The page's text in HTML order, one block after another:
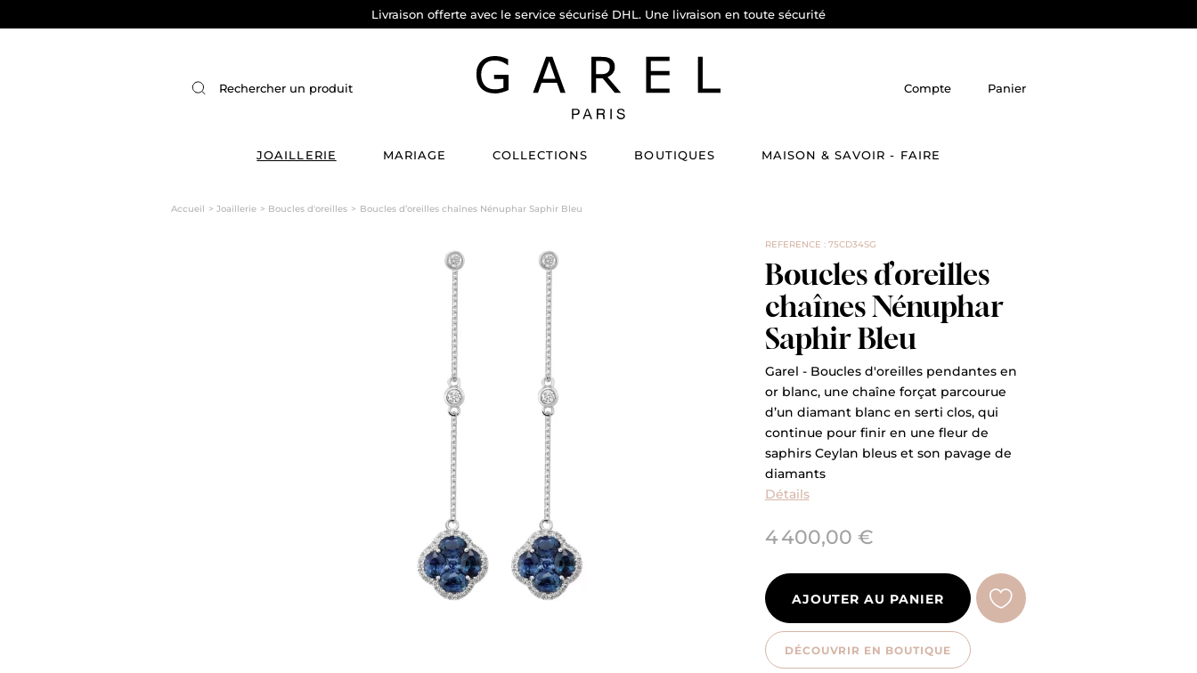
Livraison offerte avec le service sécurisé DHL. Une livraison en toute sécurité
Compte Panier
JOAILLERIE MARIAGE COLLECTIONS BOUTIQUES MAISON & SAVOIR - FAIRE
Accueil Joaillerie Boucles d'oreilles Boucles d’oreilles chaînes Nénuphar Saphir Bleu
REFERENCE : 75CD34SG
Boucles d’oreilles
chaînes Nénuphar
Saphir Bleu
Garel - Boucles d'oreilles pendantes en
or blanc, une chaîne forçat parcourue
d’un diamant blanc en serti clos, qui
continue pour finir en une fleur de
saphirs Ceylan bleus et son pavage de
diamants
Détails
4 400,00 €
AJOUTER AU PANIER
DÉCOUVRIR EN BOUTIQUE